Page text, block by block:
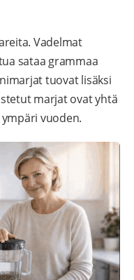
Vadelmat
sataa grammaa
tuovat lisäksi
marjat ovat yhtä
vuoden.